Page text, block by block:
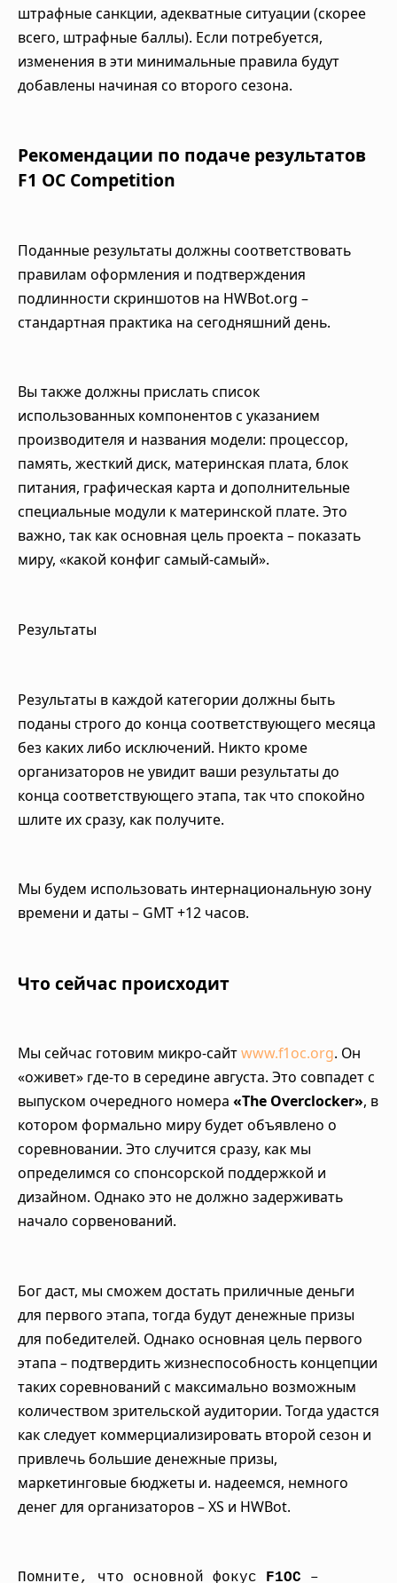
штрафные санкции, адекватные ситуации (скорее
всего, штрафные баллы). Если потребуется,
изменения в эти минимальные правила будут
добавлены начиная со второго сезона.
Рекомендации по подаче результатов
F1 OC Competition
Поданные результаты должны соответствовать
правилам оформления и подтверждения
подлинности скриншотов на HWBot.org –
стандартная практика на сегодняшний день.
Вы также должны прислать список
использованных компонентов с указанием
производителя и названия модели: процессор,
память, жесткий диск, материнская плата, блок
питания, графическая карта и дополнительные
специальные модули к материнской плате. Это
важно, так как основная цель проекта – показать
миру, «какой конфиг самый-самый».
Результаты
Результаты в каждой категории должны быть
поданы строго до конца соответствующего месяца
без каких либо исключений. Никто кроме
организаторов не увидит ваши результаты до
конца соответствующего этапа, так что спокойно
шлите их сразу, как получите.
Мы будем использовать интернациональную зону
времени и даты – GMT +12 часов.
Что сейчас происходит
Мы сейчас готовим микро-сайтwww.f1oc.org. Он
«оживет» где-то в середине августа. Это совпадет с
выпуском очередного номера «The Overclocker», в
котором формально миру будет объявлено о
соревновании. Это случится сразу, как мы
определимся со спонсорской поддержкой и
дизайном. Однако это не должно задерживать
начало сорвенований.
Бог даст, мы сможем достать приличные деньги
для первого этапа, тогда будут денежные призы
для победителей. Однако основная цель первого
этапа – подтвердить жизнеспособность концепции
таких соревнований с максимально возможным
количеством зрительской аудитории. Тогда удастся
как следует коммерциализировать второй сезон и
привлечь большие денежные призы,
маркетинговые бюджеты и. надеемся, немного
денег для организаторов – XS и HWBot.
Помните, что основной фокус F1OC –